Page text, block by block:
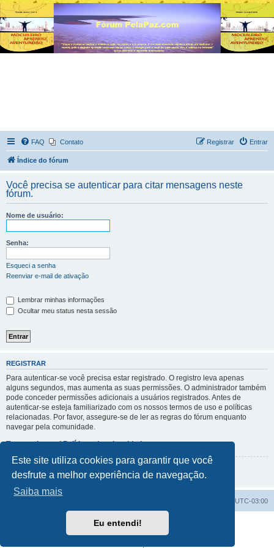
Este site utiliza cookies para garantir que você
desfrute a melhor experiência de navegação.
Saiba mais
Eu entendi!
FAQ Contato Entrar
Registrar
Índice do fórum
Você precisa se autenticar para citar mensagens neste
fórum.
Nome de usuário:
Senha:
Esqueci a senha
Reenviar e-mail de ativação
Lembrar minhas informações
Ocultar meu status nesta sessão
REGISTRAR
Para autenticar-se você precisa estar registrado. O registro leva apenas
alguns segundos, mas aumenta as suas permissões. O administrador também
pode conceder permissões adicionais a usuários registrados. Antes de
autenticar-se esteja familiarizado com os nossos termos de uso e políticas
relacionadas. Por favor, assegure-se de ler as regras do fórum enquanto
navegar pela comunidade.
Termos de uso|Políticas de privacidade
Registrar
UTC-03:00
phpBB® Forum Software © phpBB Limited
Suporte phpBB